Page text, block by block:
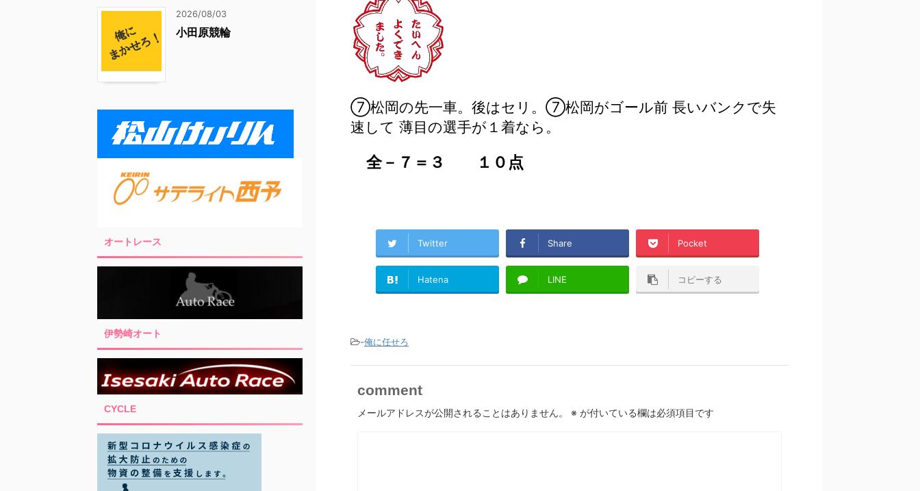
⑦松岡の先一車。後はセリ。⑦松岡がゴール前 長いバンクで失
速して 薄目の選手が１着なら。
全－７＝３ １０点
Twitter Share Pocket
Hatena LINE コピーする
-俺に任せろ
comment
メールアドレスが公開されることはありません。 ※ が付いている欄は必須項目です
2026/08/03
小田原競輪
オートレース
伊勢崎オート
CYCLE